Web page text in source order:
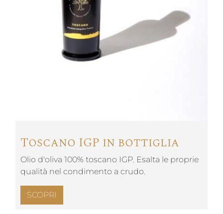
Toscano IGP in bottiglia
Olio d'oliva 100% toscano IGP. Esalta le proprie
qualità nel condimento a crudo.
SCOPRI